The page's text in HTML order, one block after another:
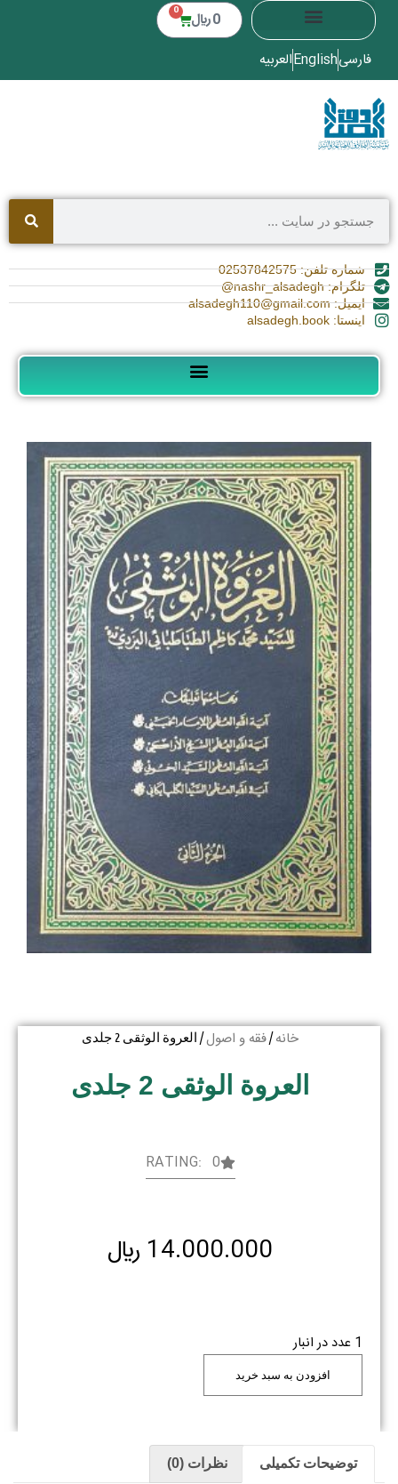
0 ﷼ 0
فارسیEnglishالعربیه
شماره تلفن: 02537842575
تلگرام: nashr_alsadegh@
ایمیل: alsadegh110@gmail.com
اینستا: alsadegh.book
خانه/ فقه و اصول/ العروة الوثقی 2 جلدی
العروة الوثقی 2 جلدی
RATING: 0
14.000.000 ﷼
1 عدد در انبار
افزودن به سبد خرید
توضیحات تکمیلی نظرات (0)